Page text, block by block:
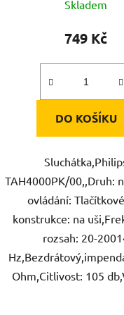
Skladem
749 Kč
DO KOŠÍKU
TAH4000PK/00,,Druh:
ovládání:
konstrukce: na
rozsah: 20-
Ohm,Citlivost: 105